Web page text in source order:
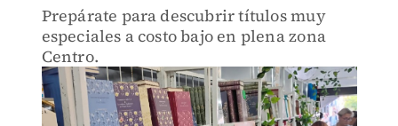
Prepárate para descubrir títulos muy
especiales a costo bajo en plena zona
Centro.